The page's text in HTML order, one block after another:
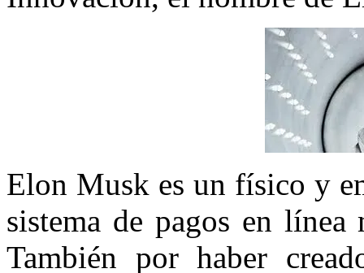
Elon Musk es un físico y
sistema de pagos en
También por haber